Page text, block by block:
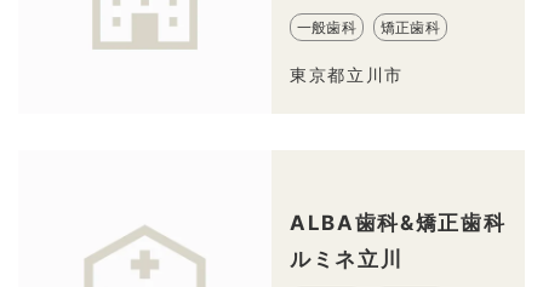
一般歯科 矯正歯科
東京都立川市
ALBA歯科&矯正歯科
ルミネ立川